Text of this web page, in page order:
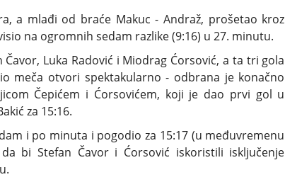
a mlađi od braće Makuc - Andraž, prošetao kroz
na ogromnih sedam razlike (9:16) u 27. minutu.
Luka Radović i Miodrag Ćorsović, a ta tri gola
meča otvori spektakularno - odbrana je konačno
Čepićem i Ćorsovićem, koji je dao prvi gol u
za 15:16.
i po minuta i pogodio za 15:17 (u međuvremenu
bi Stefan Čavor i Ćorsović iskoristili isključenje